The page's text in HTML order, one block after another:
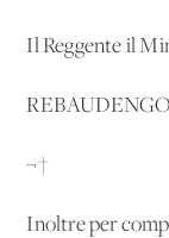
Il Reggente il
¬†
Inoltre per